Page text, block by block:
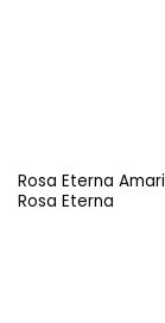
Rosa Eterna
Rosa Eterna